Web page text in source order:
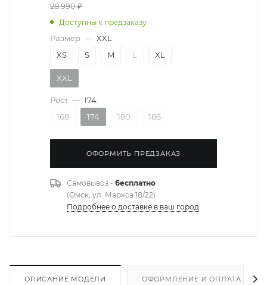
28 990₽
Доступны к предзаказу
Размер — XXL
XS
S M L XL
XXL
Рост — 174
168
174 180 186
ОФОРМИТЬ ПРЕДЗАКАЗ
Самовывоз - бесплатно
(Омск, ул. Маркса 18/22)
Подробнее о доставке в ваш город
ОПИСАНИЕ МОДЕЛИ ОФОРМЛЕНИЕ И ОПЛАТА